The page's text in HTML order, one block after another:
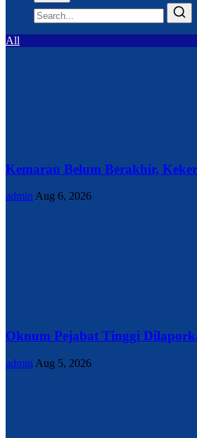
All
Kemarau Belum Berakhir,
adminAug 6, 2026
Oknum Pejabat Tinggi
admin Aug 5, 2026